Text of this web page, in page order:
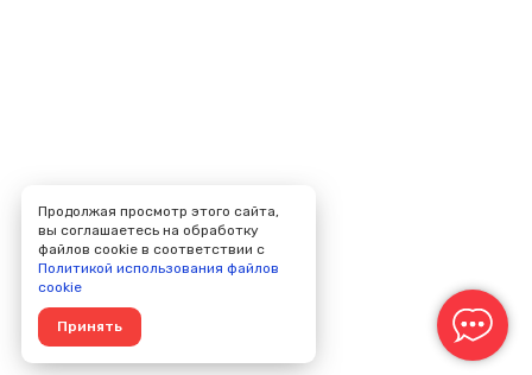
Продолжая просмотр этого сайта,
вы соглашаетесь на обработку
файлов cookie в соответствии с
Политикой использования файлов
cookie
Принять